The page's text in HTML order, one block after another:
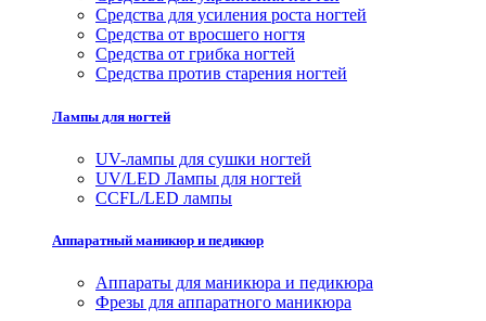
Средства для усиления роста ногтей
Средства от вросшего ногтя
Средства от грибка ногтей
Средства против старения ногтей
Лампы для ногтей
UV-лампы для сушки ногтей
UV/LED Лампы для ногтей
CCFL/LED лампы
Аппаратный маникюр и педикюр
Аппараты для маникюра и педикюра
Фрезы для аппаратного маникюра